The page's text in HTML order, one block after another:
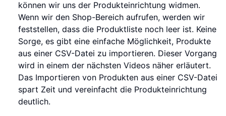
können wir uns der Produkteinrichtung widmen.
Wenn wir den Shop-Bereich aufrufen, werden wir
feststellen, dass die Produktliste noch leer ist. Keine
Sorge, es gibt eine einfache Möglichkeit, Produkte
aus einer CSV-Datei zu importieren. Dieser Vorgang
wird in einem der nächsten Videos näher erläutert.
Das Importieren von Produkten aus einer CSV-Datei
spart Zeit und vereinfacht die Produkteinrichtung
deutlich.